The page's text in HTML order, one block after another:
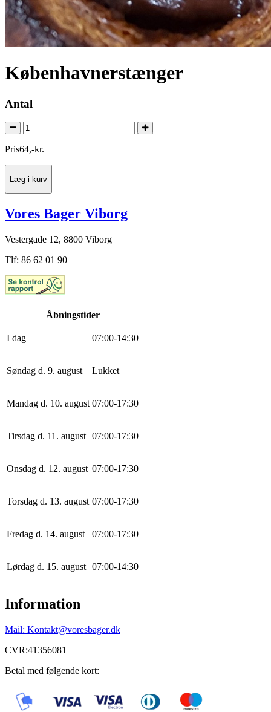
Københavnerstænger
Antal
Pris64,-kr.
Læg i kurv
Vores Bager Viborg
Vestergade 12, 8800 Viborg
Tlf: 86 62 01 90
Åbningstider
I dag 07:00-14:30
Søndag d. 9. august Lukket
Mandag d. 10. august 07:00-17:30
Tirsdag d. 11. august 07:00-17:30
Onsdag d. 12. august 07:00-17:30
Torsdag d. 13. august 07:00-17:30
Fredag d. 14. august 07:00-17:30
Lørdag d. 15. august 07:00-14:30
Information
Mail: Kontakt@voresbager.dk
CVR:41356081
Betal med følgende kort: